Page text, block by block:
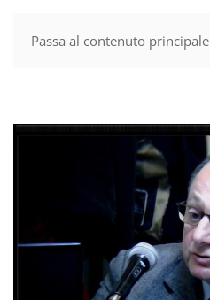
Passa al contenuto principale
MENU